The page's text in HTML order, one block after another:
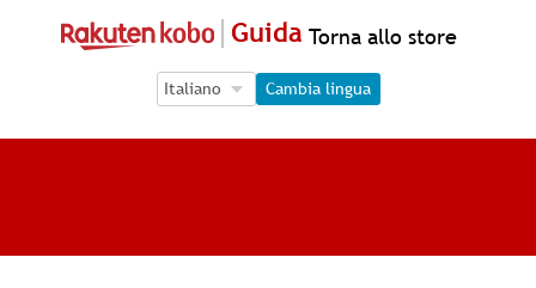
Guida Torna allo store
Language Selection
Language Selection
Cambia lingua